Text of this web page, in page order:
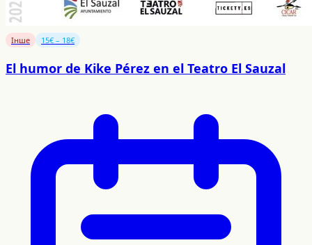
Інше 15€ – 18€
El humor de Kike Pérez en el Teatro El Sauzal